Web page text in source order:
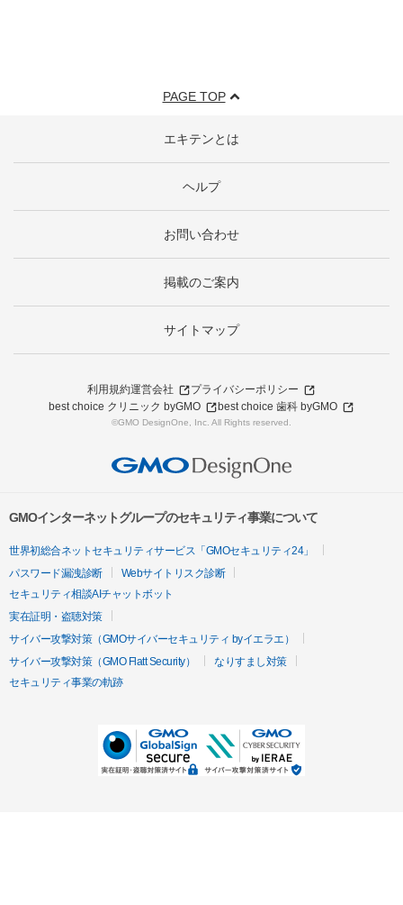
PAGE TOP
エキテンとは
ヘルプ
お問い合わせ
掲載のご案内
サイトマップ
利用規約運営会社
プライバシーポリシー
best choice クリニック byGMO
best choice 歯科 byGMO
©GMO DesignOne, Inc. All Rights reserved.
GMOインターネットグループのセキュリティ事業について
世界初総合ネットセキュリティサービス「GMOセキュリティ24」
パスワード漏洩診断
Webサイトリスク診断
セキュリティ相談AIチャットボット
実在証明・盗聴対策
サイバー攻撃対策（GMOサイバーセキュリティ byイエラエ）
サイバー攻撃対策（GMO Flatt Security）
なりすまし対策
セキュリティ事業の軌跡